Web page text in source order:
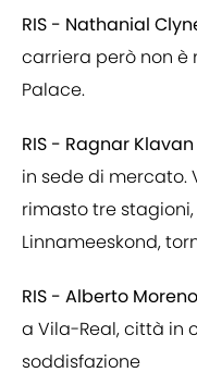
RIS - Nathanial
carriera però non è
Palace.
RIS - Ragnar
in sede di mercato.
rimasto tre
Linnameeskond,
RIS - Alberto
a Vila-Real, città in
soddisfazione